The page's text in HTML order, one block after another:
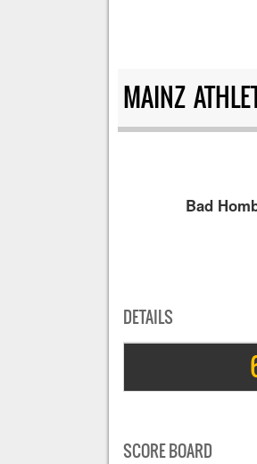
MAINZ
Bad
DETAILS
SCORE BOARD